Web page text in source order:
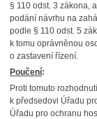
§ 110 odst. 3 zákona,
podání návrhu na
podle § 110 odst. 5
k tomu oprávněnou
o zastavení řízení.
Poučení:
Proti tomuto
k předsedovi Úřadu
Úřadu pro ochranu